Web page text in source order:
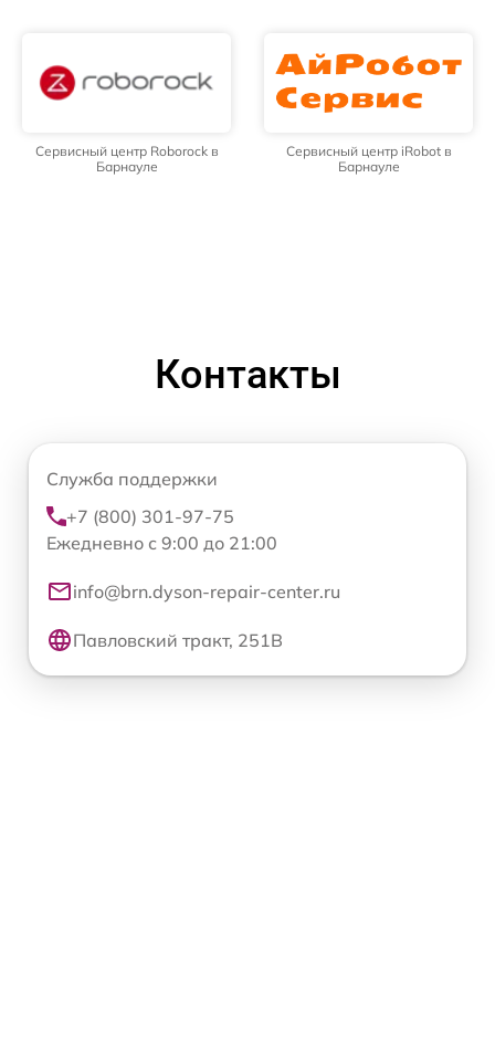
Сервисный центр Roborock в
Барнауле
Сервисный центр iRobot в
Барнауле
Контакты
Служба поддержки
+7 (800) 301-97-75
Ежедневно с 9:00 до 21:00
info@brn.dyson-repair-center.ru
Павловский тракт, 251В